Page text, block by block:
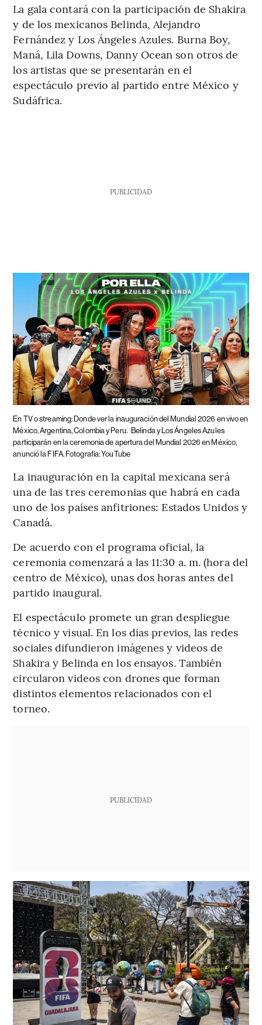
La gala contará con la participación de Shakira
y de los mexicanos Belinda, Alejandro
Fernández y Los Ángeles Azules. Burna Boy,
Maná, Lila Downs, Danny Ocean son otros de
los artistas que se presentarán en el
espectáculo previo al partido entre México y
Sudáfrica.
PUBLICIDAD
En TV o streaming: Donde ver la inauguración del Mundial 2026 en vivo en
México, Argentina, Colombia y Peru. Belinda y Los Ángeles Azules
participarán en la ceremonia de apertura del Mundial 2026 en México,
anunció la FIFA. Fotografía: YouTube
La inauguración en la capital mexicana será
una de las tres ceremonias que habrá en cada
uno de los países anfitriones: Estados Unidos y
Canadá.
De acuerdo con el programa oficial, la
ceremonia comenzará a las 11:30 a. m. (hora del
centro de México), unas dos horas antes del
partido inaugural.
El espectáculo promete un gran despliegue
técnico y visual. En los días previos, las redes
sociales difundieron imágenes y videos de
Shakira y Belinda en los ensayos. También
circularon videos con drones que forman
distintos elementos relacionados con el
torneo.
PUBLICIDAD